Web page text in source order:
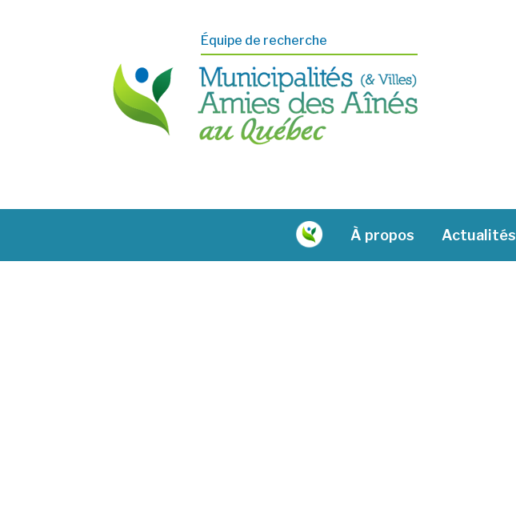
Équipe de recherche
À propos Actualités